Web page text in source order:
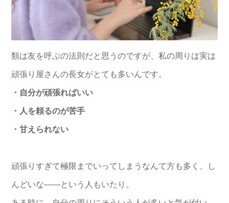
類は友を呼ぶの法則だと思うのですが、私の周りは実は
頑張り屋さんの長女がとても多いんです。
・自分が頑張ればいい
・人を頼るのが苦手
・甘えられない
頑張りすぎて極限までいってしまうなんて方も多く、し
んどいな――という人もいたり。